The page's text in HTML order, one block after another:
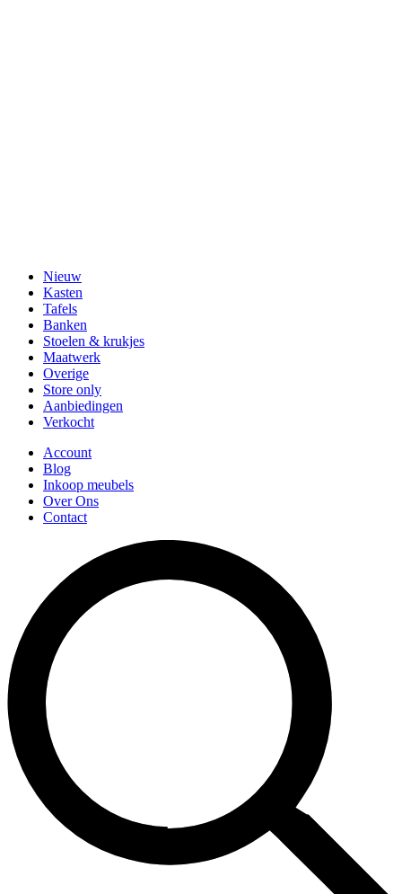
Nieuw
Kasten
Tafels
Banken
Stoelen & krukjes
Maatwerk
Overige
Store only
Aanbiedingen
Verkocht
Account
Blog
Inkoop meubels
Over Ons
Contact